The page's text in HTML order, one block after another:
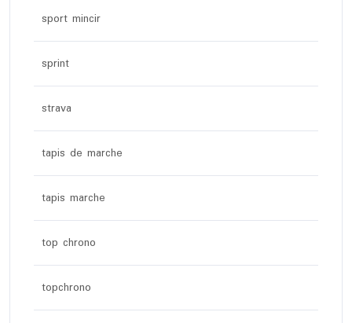
sport mincir
sprint
strava
tapis de marche
tapis marche
top chrono
topchrono